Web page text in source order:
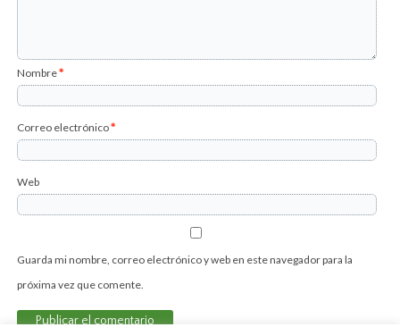
Nombre*
Correo electrónico*
Web
Guarda mi nombre, correo electrónico y web en este navegador para la
próxima vez que comente.